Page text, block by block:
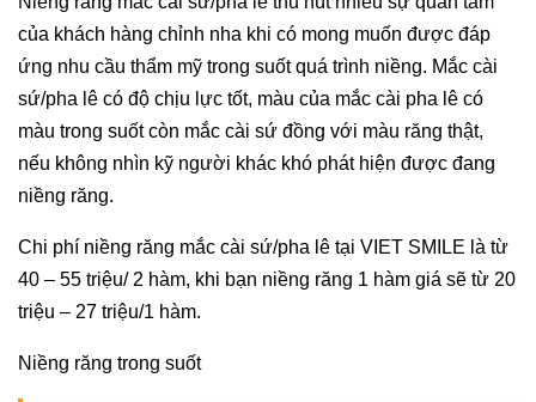
của khách hàng chỉnh nha khi có mong muốn được đáp
ứng nhu cầu thẩm mỹ trong suốt quá trình niềng. Mắc cài
sứ/pha lê có độ chịu lực tốt, màu của mắc cài pha lê có
màu trong suốt còn mắc cài sứ đồng với màu răng thật,
nếu không nhìn kỹ người khác khó phát hiện được đang
niềng răng.
Chi phí niềng răng mắc cài sứ/pha lê tại VIET SMILE là từ
40 – 55 triệu/ 2 hàm, khi bạn niềng răng 1 hàm giá sẽ từ 20
triệu – 27 triệu/1 hàm.
Niềng răng trong suốt